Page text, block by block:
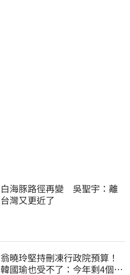
白海豚路徑再變　吳聖宇：離
台灣又更近了
翁曉玲堅持刪凍行政院預算！
韓國瑜也受不了：今年剩4個月